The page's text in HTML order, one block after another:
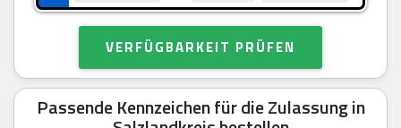
VERFÜGBARKEIT PRÜFEN
Passende Kennzeichen für die Zulassung in